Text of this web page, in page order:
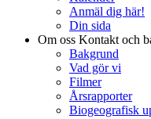
Anmäl dig här!
Din sida
Om oss Kontakt och
Bakgrund
Vad gör vi
Filmer
Årsrapporter
Biogeografisk